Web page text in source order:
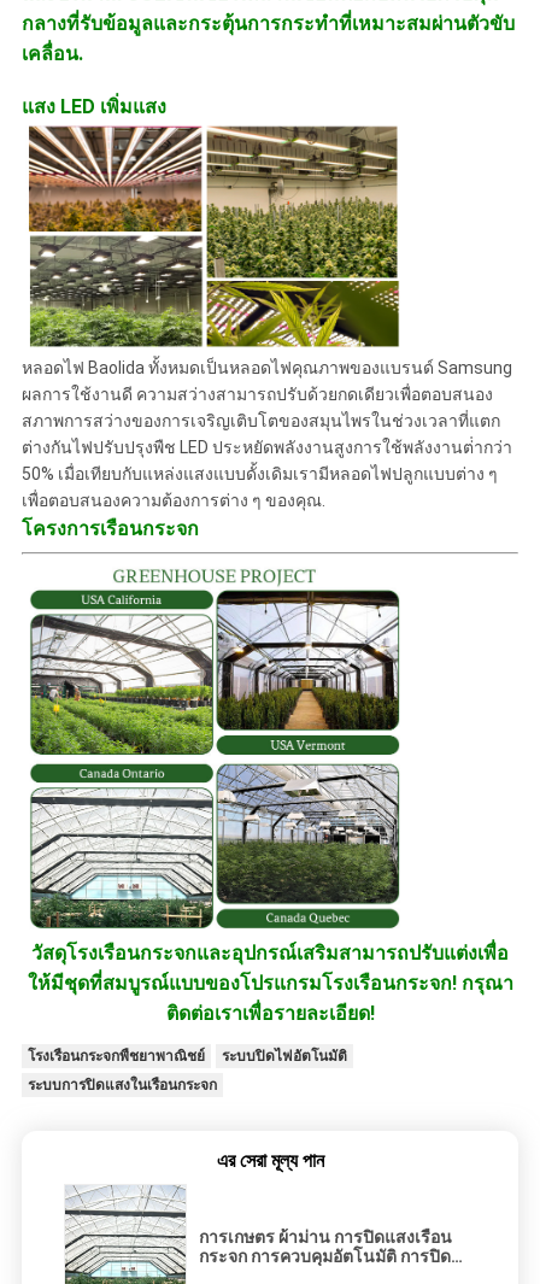
กลางที่รับข้อมูลและกระตุ้นการกระทําที่เหมาะสมผ่านตัวขับ
เคลื่อน.
แสง LED เพิ่มแสง
หลอดไฟ Baolida ทั้งหมดเป็นหลอดไฟคุณภาพของแบรนด์ Samsung
ผลการใช้งานดี ความสว่างสามารถปรับด้วยกดเดียวเพื่อตอบสนอง
สภาพการสว่างของการเจริญเติบโตของสมุนไพรในช่วงเวลาที่แตก
ต่างกันไฟปรับปรุงพืช LED ประหยัดพลังงานสูงการใช้พลังงานต่ํากว่า
50% เมื่อเทียบกับแหล่งแสงแบบดั้งเดิมเรามีหลอดไฟปลูกแบบต่าง ๆ
เพื่อตอบสนองความต้องการต่าง ๆ ของคุณ.
โครงการเรือนกระจก
วัสดุโรงเรือนกระจกและอุปกรณ์เสริมสามารถปรับแต่งเพื่อ
ให้มีชุดที่สมบูรณ์แบบของโปรแกรมโรงเรือนกระจก! กรุณา
ติดต่อเราเพื่อรายละเอียด!
โรงเรือนกระจกพืชยาพาณิชย์
ระบบปิดไฟอัตโนมัติ
ระบบการปิดแสงในเรือนกระจก
এর সেরা মূল্য পান
การเกษตร ผ้าม่าน การปิดแสงเรือน
กระจก การควบคุมอัตโนมัติ การปิด